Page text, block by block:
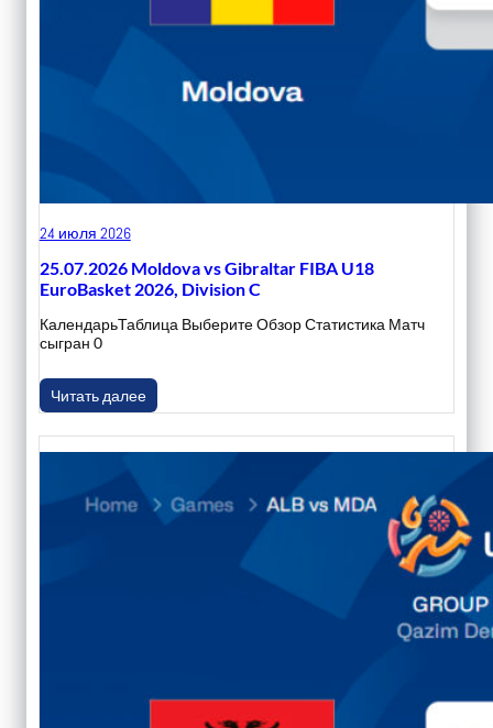
24 июля 2026
25.07.2026 Moldova vs Gibraltar FIBA U18
EuroBasket 2026, Division C
КалендарьТаблица Выберите Обзор Статистика Матч
сыгран 0
Читать далее